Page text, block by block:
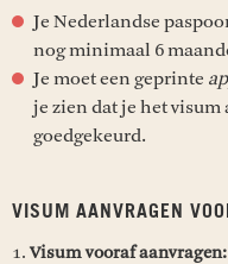
Je Nederlandse
nog minimaal 6
Je moet een geprinte
je zien dat je het visum
goedgekeurd.
VISUM AANVRAGEN
1. Visum vooraf aanvragen: